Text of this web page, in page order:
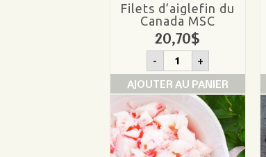
Filets d’aiglefin du
Canada MSC
20,70$
- quantité
de
Filets
d’aiglefin
du
Canada
MSC
+
AJOUTER AU PANIER